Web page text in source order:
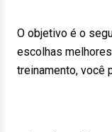
O objetivo é o
escolhas
treinamento, você